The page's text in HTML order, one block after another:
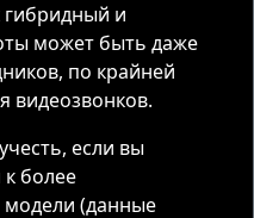
гибридный и
может быть даже
по крайней
видеозвонков.
если вы
более
(данные